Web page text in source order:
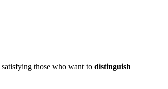
those who want to distinguish